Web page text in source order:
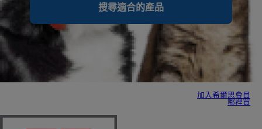
搜尋適合的產品
加入希爾思會員
哪裡買